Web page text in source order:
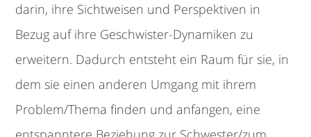
darin, ihre Sichtweisen und Perspektiven in
Bezug auf ihre Geschwister-Dynamiken zu
erweitern. Dadurch entsteht ein Raum für sie, in
dem sie einen anderen Umgang mit ihrem
Problem/Thema finden und anfangen, eine